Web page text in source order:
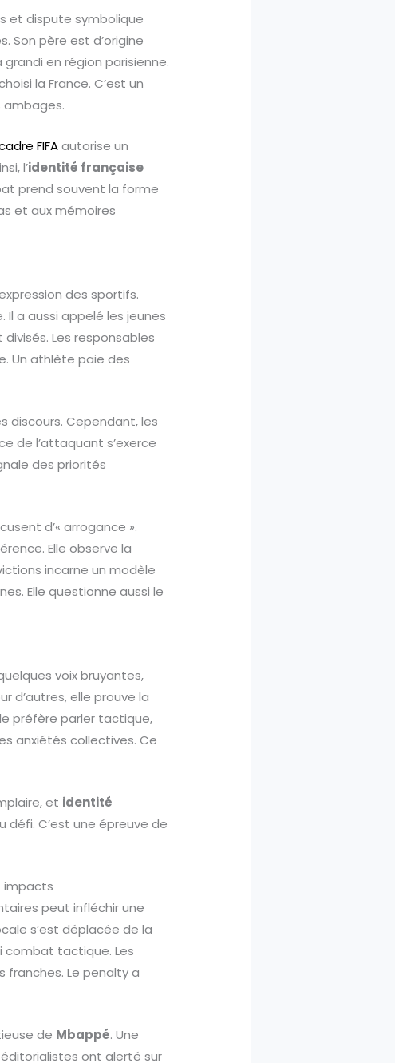
et dispute symbolique
Son père est d’origine
en région parisienne.
la France. C’est un
ambages.
FIFAautorise un
l’identité française
prend souvent la forme
et aux mémoires
des sportifs.
Il a aussi appelé les jeunes
Les responsables
Un athlète paie des
discours. Cependant, les
de l’attaquant s’exerce
des priorités
d’« arrogance ».
Elle observe la
incarne un modèle
Elle questionne aussi le
voix bruyantes,
d’autres, elle prouve la
préfère parler tactique,
anxiétés collectives. Ce
et identité
défi. C’est une épreuve de
impacts
peut infléchir une
s’est déplacée de la
combat tactique. Les
franches. Le penalty a
de Mbappé. Une
ont alerté sur